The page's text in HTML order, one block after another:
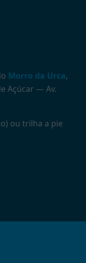
Morro da Urca,
Açúcar — Av.
ou trilha a pie